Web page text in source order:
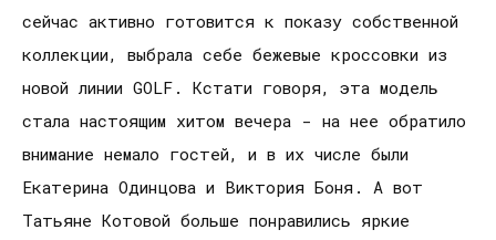
сейчас активно готовится к показу собственной
коллекции, выбрала себе бежевые кроссовки из
новой линии GOLF. Кстати говоря, эта модель
стала настоящим хитом вечера - на нее обратило
внимание немало гостей, и в их числе были
Екатерина Одинцова и Виктория Боня. А вот
Татьяне Котовой больше понравились яркие